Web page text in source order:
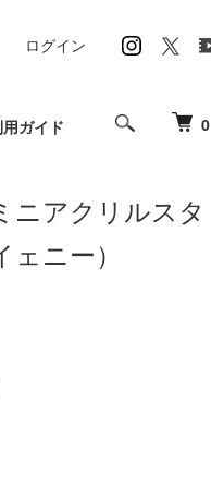
0
ガイド
ログイン
アクリルスタ
ニー）